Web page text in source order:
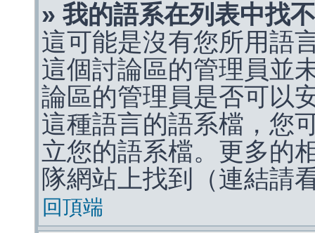
» 我的語系在列表中找
這可能是沒有您所用語
這個討論區的管理員並
論區的管理員是否可以
這種語言的語系檔，您
立您的語系檔。更多的
隊網站上找到（連結請
回頂端